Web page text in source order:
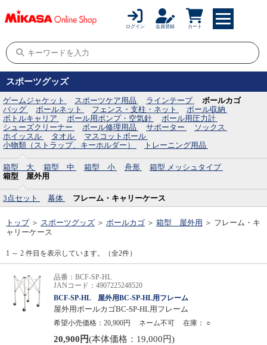
ログイン 会員登録 カート
スポーツグッズ
ゲームジャケット スポーツケア用品 ラインテープ
ボールカゴ
バッグ
ボールネット フェンス・支柱・ネット
ボール収納
ボトルキャリア
ボール用ポンプ・空気針
ボール用圧力計
シューズクリーナー
ボール修理用品 サポーター
ソックス
ホイッスル
タオル
マスコットボール
小物類（ストラップ、キーホルダー）
トレーニング用品
箱型 大 箱型 中 箱型 小 舟形
箱型 メッシュタイプ
箱型 屋外用
3点セット 幕体 フレーム・キャリーケース
トップ ＞ スポーツグッズ ＞ ボールカゴ ＞ 箱型 屋外用 ＞ フレーム・キ
ャリーケース
1 ～ 2 件目を表示しています。（全2件）
品番：BCF-SP-HL
JANコード：4907225248520
BCF-SP-HL 屋外用BC-SP-HL用フレーム
屋外用ボールカゴBC-SP-HL用フレーム
希望小売価格：20,900円
ネーム不可 在庫： ○
20,900円(本体価格：19,000円)